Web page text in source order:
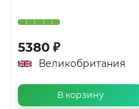
5380 ₽
Великобритания
В корзину